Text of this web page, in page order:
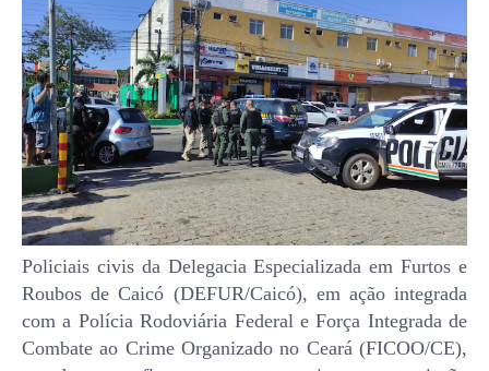
Policiais civis da Delegacia Especializada em Furtos e
Roubos de Caicó (DEFUR/Caicó), em ação integrada
com a Polícia Rodoviária Federal e Força Integrada de
Combate ao Crime Organizado no Ceará (FICOO/CE),